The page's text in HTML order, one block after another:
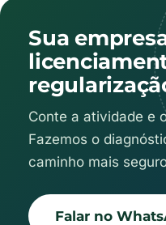
Sua
Conte a atividade e
Fazemos o
caminho mais
Falar no